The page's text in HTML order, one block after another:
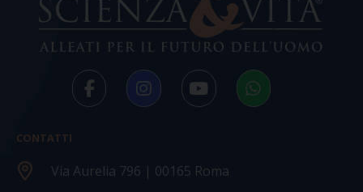
CONTATTI
Via Aurelia 796 | 00165 Roma